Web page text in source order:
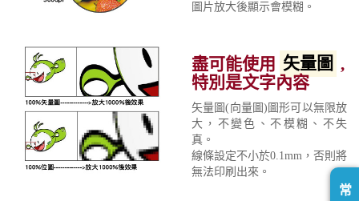
圖片放大後顯示會模糊。
盡可能使用 矢量圖 ,
特別是文字內容
矢量圖(向量圖)圖形可以無限放
大，不變色、不模糊、不失
真。
線條設定不小於0.1mm，否則將
無法印刷出來。
常